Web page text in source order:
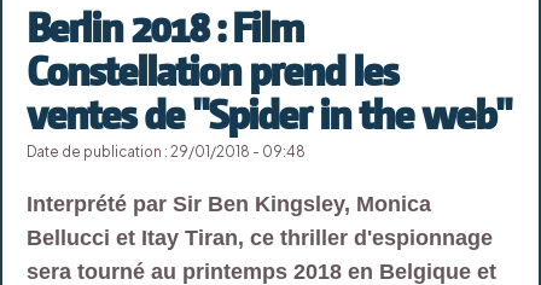
Berlin 2018 : Film
Constellation prend les
ventes de "Spider in the web"
Date de publication : 29/01/2018 - 09:48
Interprété par Sir Ben Kingsley, Monica
Bellucci et Itay Tiran, ce thriller d'espionnage
sera tourné au printemps 2018 en Belgique et